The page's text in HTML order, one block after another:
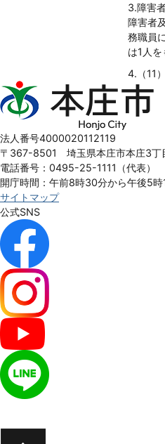
3.障害
障害者
務職員
は1人
4.（11
本
庄
Honjo
City
法人番号4000020112119
〒367-8501 埼玉県本庄市本庄3丁
電話番号：0495-25-1111（代表）
開庁時間：午前8時30分から午後5時
サイトマップ
公式SNS